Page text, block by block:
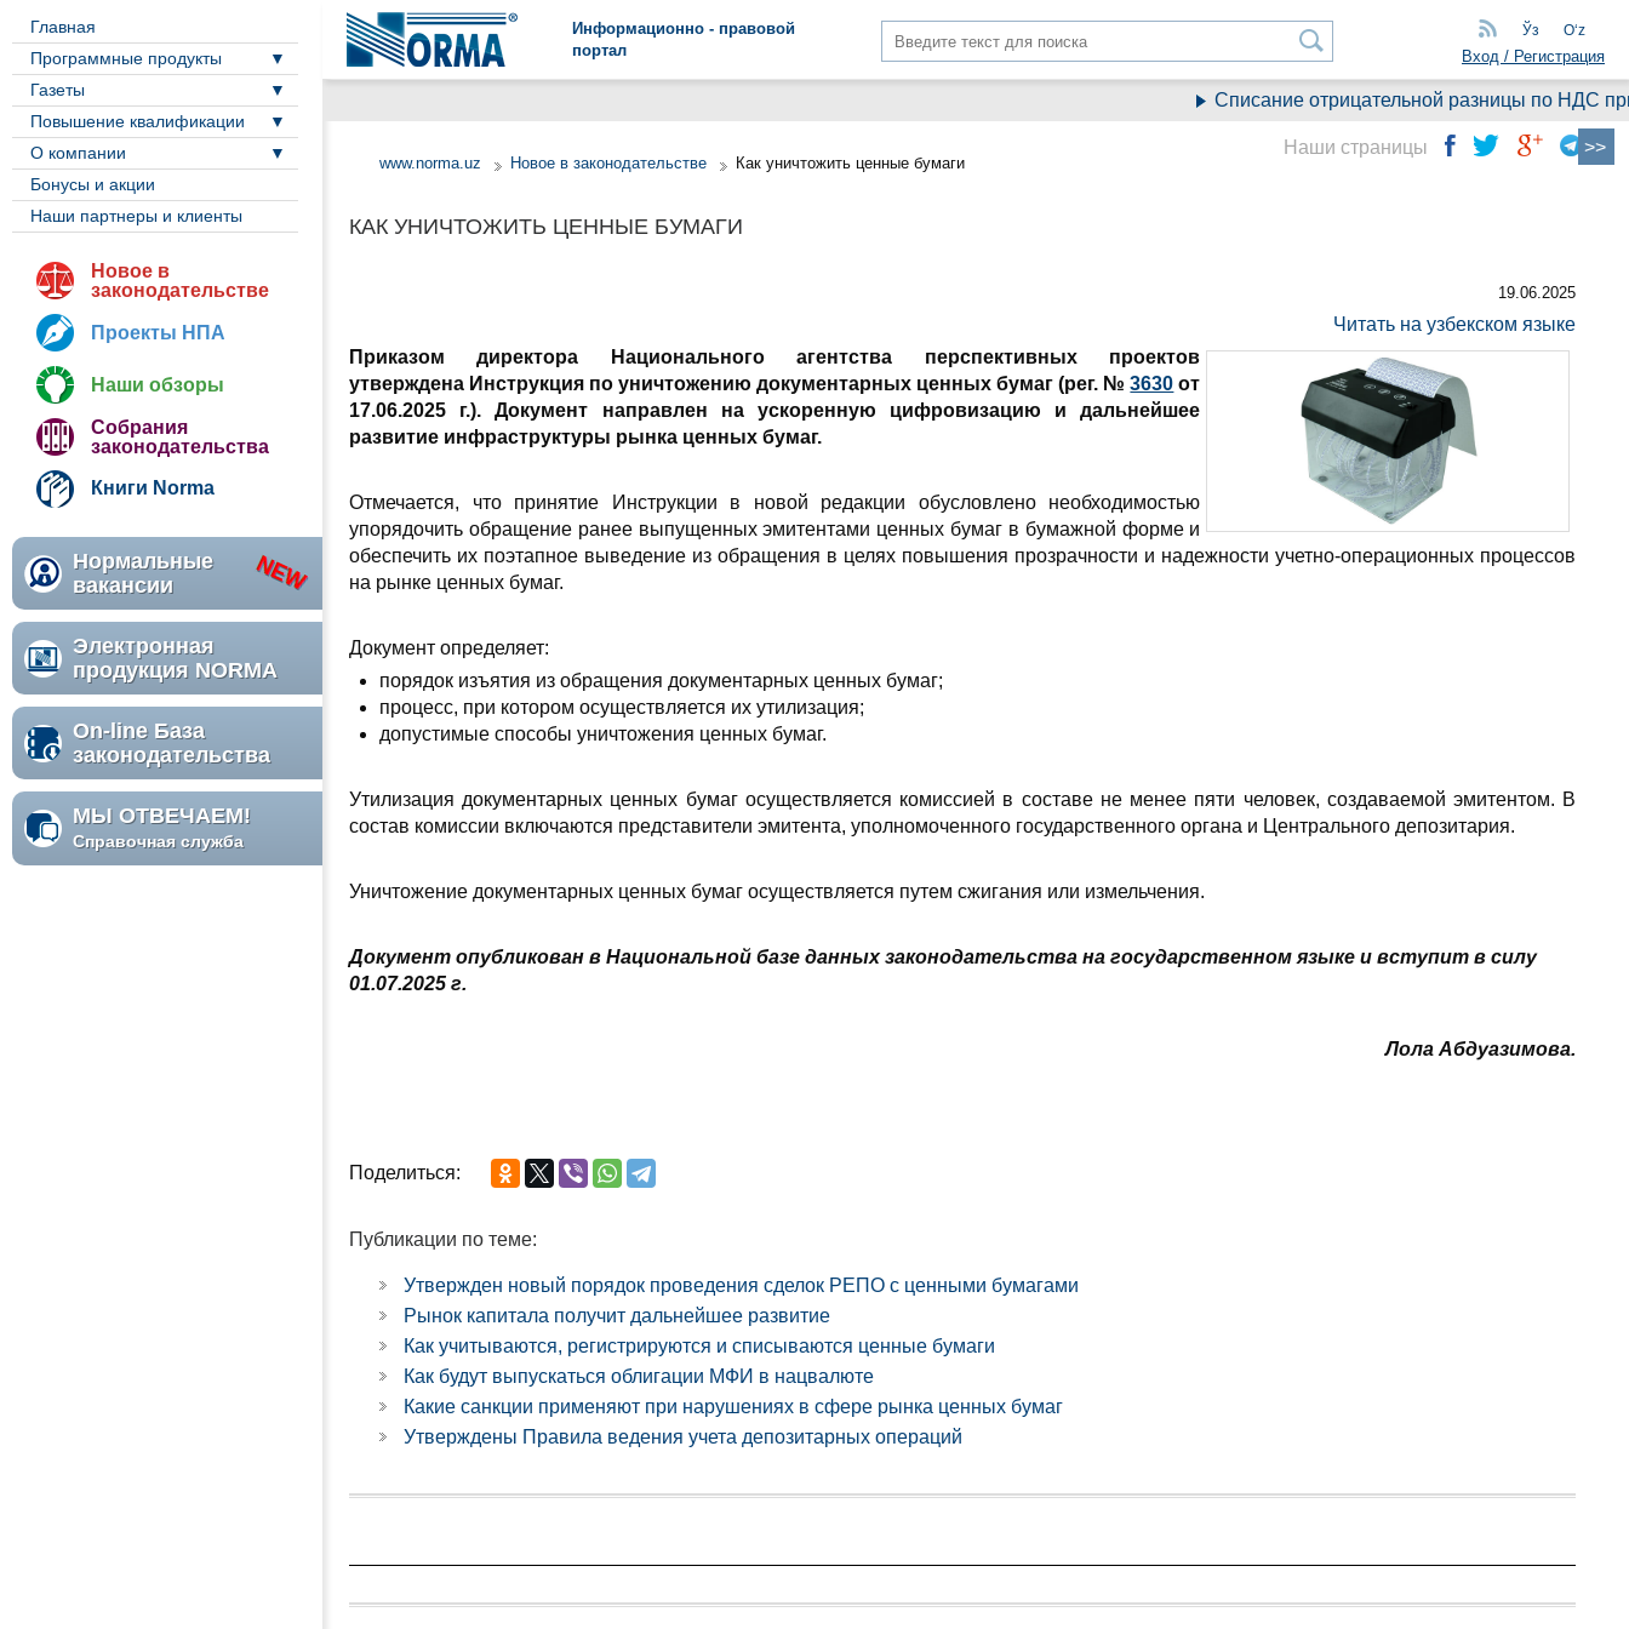
Информационно - правовой
портал
Ўз Oʻz
Вход / Регистрация
Главная
Программные продукты
Газеты
Повышение квалификации
О компании
Бонусы и акции
Наши партнеры и клиенты
Новое в
законодательстве
Проекты НПА
Наши обзоры
Собрания
законодательства
Книги Norma
Нормальные
вакансии
Электронная
продукция NORMA
On-line База
законодательства
МЫ ОТВЕЧАЕМ!
Справочная служба
Списание отрицательной разницы по НДС при
www.norma.uz Новое в законодательстве Как уничтожить ценные бумаги
КАК УНИЧТОЖИТЬ ЦЕННЫЕ БУМАГИ
19.06.2025
Читать на узбекском языке
Приказом директора Национального агентства перспективных проектов
утверждена Инструкция по уничтожению документарных ценных бумаг(рег. №3630 от
17.06.2025 г.).Документ направлен на ускоренную цифровизацию и дальнейшее
развитие инфраструктуры рынка ценных бумаг.
Отмечается, что принятие Инструкции в новой редакции обусловлено необходимостью
упорядочить обращение ранее выпущенных эмитентами ценных бумаг в бумажной форме и
обеспечить их поэтапное выведение из обращения в целях повышения прозрачности и надежности учетно-операционных процессов
на рынке ценных бумаг.
Документ определяет:
порядок изъятия из обращения документарных ценных бумаг;
процесс, при котором осуществляется их утилизация;
допустимые способы уничтожения ценных бумаг.
Утилизация документарных ценных бумаг осуществляется комиссией в составе не менее пяти человек, создаваемой эмитентом. В
состав комиссии включаются представители эмитента, уполномоченного государственного органа и Центрального депозитария.
Уничтожение документарных ценных бумаг осуществляется путем сжигания или измельчения.
Документ опубликован в Национальной базе данных законодательства на государственном языке и вступит в силу
01.07.2025 г.
Лола Абдуазимова.
Поделиться:
Публикации по теме:
Утвержден новый порядок проведения сделок РЕПО с ценными бумагами
Рынок капитала получит дальнейшее развитие
Как учитываются, регистрируются и списываются ценные бумаги
Как будут выпускаться облигации МФИ в нацвалюте
Какие санкции применяют при нарушениях в сфере рынка ценных бумаг
Утверждены Правила ведения учета депозитарных операций
Наши страницы